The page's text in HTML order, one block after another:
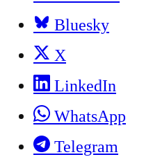
Bluesky
X
LinkedIn
WhatsApp
Telegram